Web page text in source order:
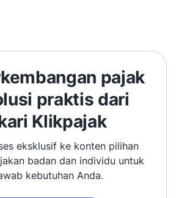
pajak
praktis dari
Klikpajak
eksklusif ke konten pilihan
badan dan individu untuk
kebutuhan Anda.